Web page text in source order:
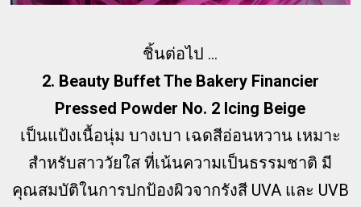
ชิ้นต่อไป ...
2. Beauty Buffet The Bakery Financier
Pressed Powder No. 2 Icing Beige
เป็นแป้งเนื้อนุ่ม บางเบา เฉดสีอ่อนหวาน เหมาะ
สำหรับสาววัยใส ที่เน้นความเป็นธรรมชาติ มี
คุณสมบัติในการปกป้องผิวจากรังสี UVA และ UVB